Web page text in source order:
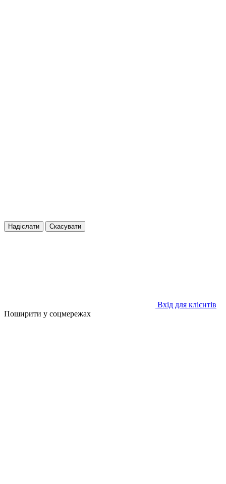
Надіслати Скасувати
Вхід для клієнтів
Поширити у соцмережах